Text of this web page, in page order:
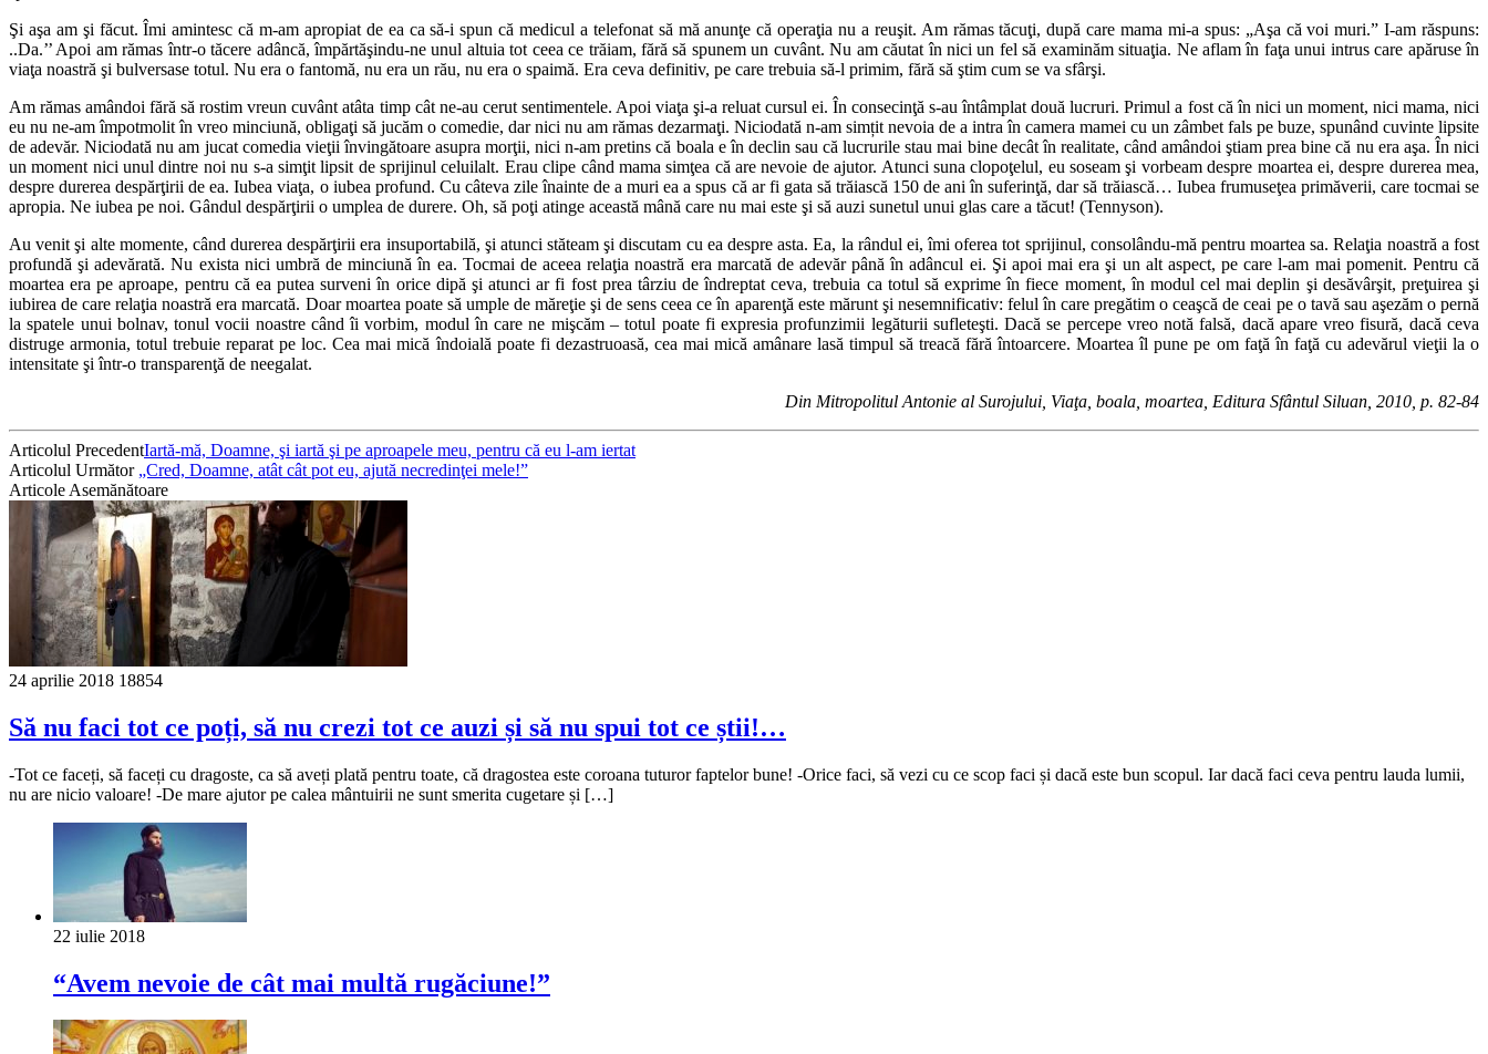
Şi aşa am şi făcut. Îmi amintesc că m-am apropiat de ea ca să-i spun că medicul a telefonat să mă anunţe că operaţia nu a reuşit. Am rămas tăcuţi, după care mama mi-a spus: „Aşa că voi muri.” I-am răspuns:
..Da.’’ Apoi am rămas într-o tăcere adâncă, împărtăşindu-ne unul altuia tot ceea ce trăiam, fără să spunem un cuvânt. Nu am căutat în nici un fel să examinăm situaţia. Ne aflam în faţa unui intrus care apăruse în
viaţa noastră şi bulversase totul. Nu era o fantomă, nu era un rău, nu era o spaimă. Era ceva definitiv, pe care trebuia să-l primim, fără să ştim cum se va sfârşi.
Am rămas amândoi fără să rostim vreun cuvânt atâta timp cât ne-au cerut sentimentele. Apoi viaţa şi-a reluat cursul ei. În consecinţă s-au întâmplat două lucruri. Primul a fost că în nici un moment, nici mama, nici
eu nu ne-am împotmolit în vreo minciună, obligaţi să jucăm o comedie, dar nici nu am rămas dezarmaţi. Niciodată n-am simțit nevoia de a intra în camera mamei cu un zâmbet fals pe buze, spunând cuvinte lipsite
de adevăr. Niciodată nu am jucat comedia vieţii învingătoare asupra morţii, nici n-am pretins că boala e în declin sau că lucrurile stau mai bine decât în realitate, când amândoi ştiam prea bine că nu era aşa. În nici
un moment nici unul dintre noi nu s-a simţit lipsit de sprijinul celuilalt. Erau clipe când mama simţea că are nevoie de ajutor. Atunci suna clopoţelul, eu soseam şi vorbeam despre moartea ei, despre durerea mea,
despre durerea despărţirii de ea. Iubea viaţa, o iubea profund. Cu câteva zile înainte de a muri ea a spus că ar fi gata să trăiască 150 de ani în suferinţă, dar să trăiască… Iubea frumuseţea primăverii, care tocmai se
apropia. Ne iubea pe noi. Gândul despărţirii o umplea de durere. Oh, să poţi atinge această mână care nu mai este şi să auzi sunetul unui glas care a tăcut! (Tennyson).
Au venit şi alte momente, când durerea despărţirii era insuportabilă, şi atunci stăteam şi discutam cu ea despre asta. Ea, la rândul ei, îmi oferea tot sprijinul, consolându-mă pentru moartea sa. Relaţia noastră a fost
profundă şi adevărată. Nu exista nici umbră de minciună în ea. Tocmai de aceea relaţia noastră era marcată de adevăr până în adâncul ei. Şi apoi mai era şi un alt aspect, pe care l-am mai pomenit. Pentru că
moartea era pe aproape, pentru că ea putea surveni în orice dipă şi atunci ar fi fost prea târziu de îndreptat ceva, trebuia ca totul să exprime în fiece moment, în modul cel mai deplin şi desăvârşit, preţuirea şi
iubirea de care relaţia noastră era marcată. Doar moartea poate să umple de măreţie şi de sens ceea ce în aparenţă este mărunt şi nesemnificativ: felul în care pregătim o ceaşcă de ceai pe o tavă sau aşezăm o pernă
la spatele unui bolnav, tonul vocii noastre când îi vorbim, modul în care ne mişcăm – totul poate fi expresia profunzimii legăturii sufleteşti. Dacă se percepe vreo notă falsă, dacă apare vreo fisură, dacă ceva
distruge armonia, totul trebuie reparat pe loc. Cea mai mică îndoială poate fi dezastruoasă, cea mai mică amânare lasă timpul să treacă fără întoarcere. Moartea îl pune pe om faţă în faţă cu adevărul vieţii la o
intensitate şi într-o transparenţă de neegalat.
Din Mitropolitul Antonie al Surojului, Viaţa, boala, moartea, Editura Sfântul Siluan, 2010, p. 82-84
Articolul PrecedentIar­tă-mă, Doamne, şi iartă şi pe aproapele meu, pentru că eu l-am iertat
Articolul Următor „Cred, Doamne, atât cât pot eu, ajută necredinţei mele!”
Articole Asemănătoare
24 aprilie 2018 18854
Să nu faci tot ce poți, să nu crezi tot ce auzi și să nu spui tot ce știi!…
-Tot ce faceți, să faceți cu dragoste, ca să aveți plată pentru toate, că dragostea este coroana tuturor faptelor bune! -Orice faci, să vezi cu ce scop faci și dacă este bun scopul. Iar dacă faci ceva pentru lauda lumii,
nu are nicio valoare! -De mare ajutor pe calea mântuirii ne sunt smerita cugetare și […]
22 iulie 2018
“Avem nevoie de cât mai multă rugăciune!”